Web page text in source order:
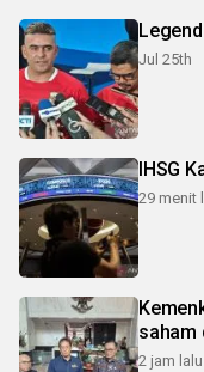
Jul 25th
29 menit
saham
2 jam lalu